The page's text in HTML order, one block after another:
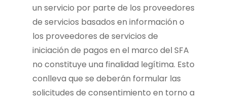
un servicio por parte de los proveedores
de servicios basados en información o
los proveedores de servicios de
iniciación de pagos en el marco del SFA
no constituye una finalidad legítima. Esto
conlleva que se deberán formular las
solicitudes de consentimiento en torno a